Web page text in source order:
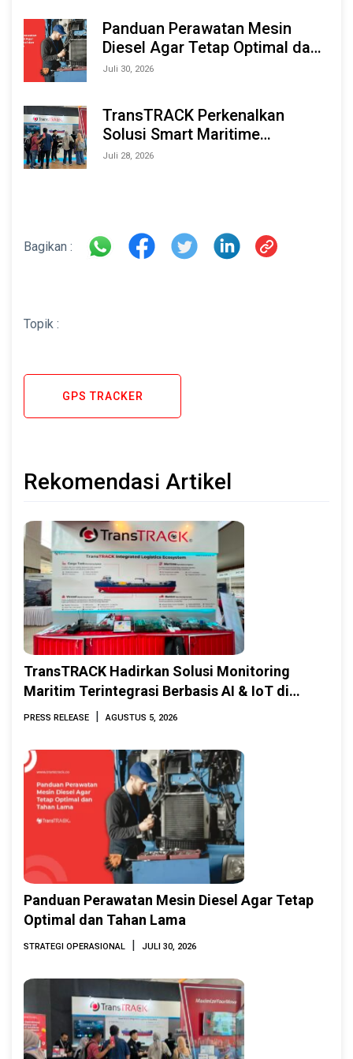
2026
Panduan Perawatan Mesin
Diesel Agar Tetap Optimal dan
Tahan Lama
Juli 30, 2026
TransTRACK Perkenalkan
Solusi Smart Maritime
Monitoring Berbasis AI dan IoT
Juli 28, 2026
Bagikan :
Topik :
GPS TRACKER
Rekomendasi Artikel
TransTRACK Hadirkan Solusi Monitoring
Maritim Terintegrasi Berbasis AI & IoT di
Indonesia Marine & Offshore Expo (IMOX)
PRESS RELEASE AGUSTUS 5, 2026
Panduan Perawatan Mesin Diesel Agar Tetap
Optimal dan Tahan Lama
STRATEGI OPERASIONAL JULI 30, 2026